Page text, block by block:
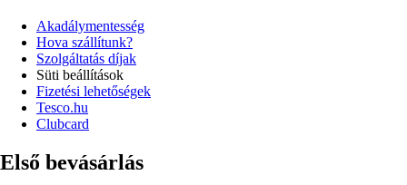
Akadálymentesség
Hova szállítunk?
Szolgáltatás díjak
Süti beállítások
Fizetési lehetőségek
Tesco.hu
Clubcard
Első bevásárlás